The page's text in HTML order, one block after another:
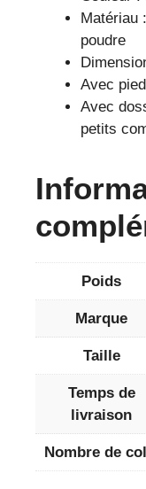
Matériau
poudre
Avec
Avec
petits
Poids
Marque
Taille
Temps de
livraison
Nombre de